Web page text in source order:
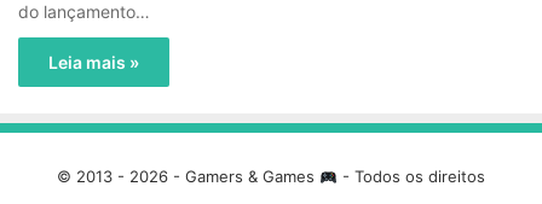
do lançamento…
Leia mais »
© 2013 - 2026 - Gamers & Games
- Todos os direitos